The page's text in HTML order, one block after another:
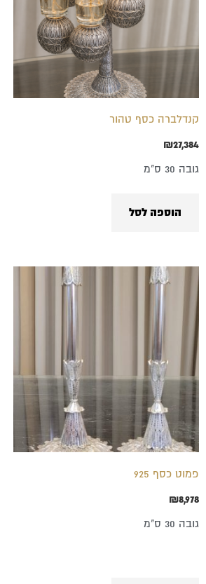
קנדלברה כסף טהור
₪27,384
גובה 30 ס"מ
הוספה לסל
פמוט כסף 925
₪8,978
גובה 30 ס"מ